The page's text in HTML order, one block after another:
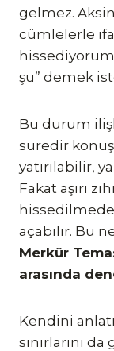
gelmez.
cümlelerle
şu” demek
Bu durum
süredir
yatırılabilir,
Fakat aşırı
açabilir. Bu
Merkür
arasında
Kendini
sınırlarını